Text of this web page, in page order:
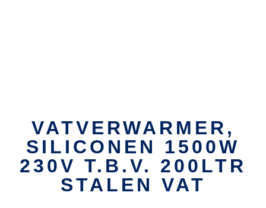
VATVERWARMER,
SILICONEN 1500W
230V T.B.V. 200LTR
STALEN VAT